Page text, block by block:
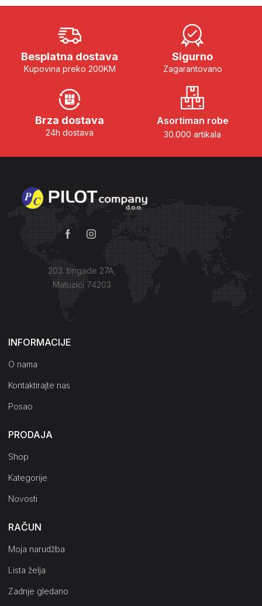
Besplatna dostava
Kupovina preko 200KM
Sigurno
Zagarantovano
Brza dostava
24h dostava
Asortiman robe
30.000 artikala
203. brigade 27A,
Matuzići 74203
Kako do nas?
INFORMACIJE
O nama
Kontaktirajte nas
Posao
PRODAJA
Shop
Kategorije
Novosti
RAČUN
Moja narudžba
Lista želja
Zadnje gledano